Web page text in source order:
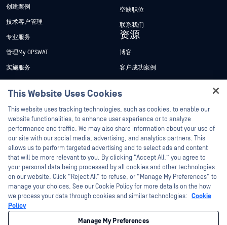
创建案例
技术客户管理
专业服务
管理My OPSWAT
实施服务
技术文档
培训
漏洞计划
合作伙伴
认证
技术合作伙伴
渠道合作伙伴计划
空缺职位
联系我们
资源
博客
客户成功案例
新闻报道
活动
网络研讨会
产品型录
白皮书
免费工具
©2026OPSWAT . 保留所有权利。OPSWAT、MetaDefender、Metascan、
MetaAccess、OPSWAT 、"不信任文件，不信任设备"、"OPSWAT "、"保护全球关
This Website Uses Cookies
This website uses tracking technologies, such as cookies, to enable our
website functionalities, to enhance user experience or to analyze
performance and traffic. We may also share information about your use of
our site with our social media, advertising, and analytics partners. This
allows us to perform targeted advertising and to select ads and content
that will be more relevant to you. By clicking “Accept All,” you agree to
your personal data being processed by all cookies and other technologies
on our website. Click “Reject All” to refuse, or “Manage My Preferences” to
manage your choices. See our Cookie Policy for more details on the how
we process your data through cookies and similar technologies: Cookie
Policy
Manage My Preferences
Hey there!
I'm Ozzy, your OPSWAT virtual assistant.
How can I help you secure what's critical
today?